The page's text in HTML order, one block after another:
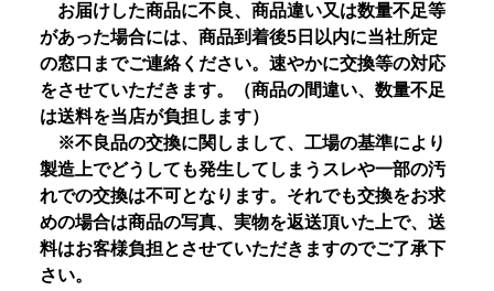
お届けした商品に不良、商品違い又は数量不足等
があった場合には、商品到着後5日以内に当社所定
の窓口までご連絡ください。速やかに交換等の対応
をさせていただきます。（商品の間違い、数量不足
は送料を当店が負担します）
※不良品の交換に関しまして、工場の基準により
製造上でどうしても発生してしまうスレや一部の汚
れでの交換は不可となります。それでも交換をお求
めの場合は商品の写真、実物を返送頂いた上で、送
料はお客様負担とさせていただきますのでご了承下
さい。